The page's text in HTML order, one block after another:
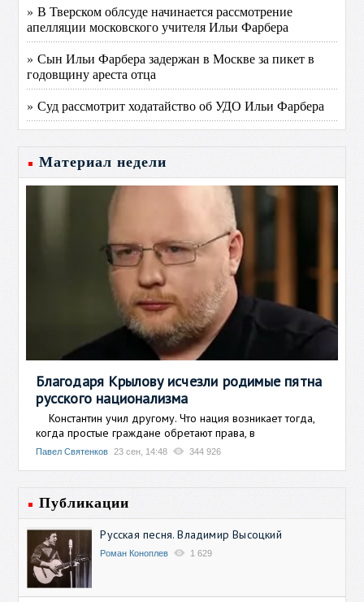
» В Тверском облсуде начинается рассмотрение
апелляции московского учителя Ильи Фарбера
» Сын Ильи Фарбера задержан в Москве за пикет в
годовщину ареста отца
» Суд рассмотрит ходатайство об УДО Ильи Фарбера
Материал недели
Благодаря Крылову исчезли родимые пятна
русского национализма
Константин учил другому. Что нация возникает тогда,
когда простые граждане обретают права, в
Павел Святенков 23 сен, 14:48 344 926
Публикации
Русская песня. Владимир Высоцкий
Роман Коноплев 1 629